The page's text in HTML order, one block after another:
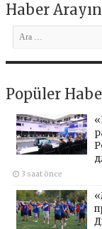
Haber Arayın
Popüler
3 saat önce